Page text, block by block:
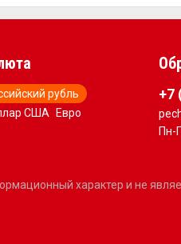
рубль
США
Евро
+7
Пн-
характер и не